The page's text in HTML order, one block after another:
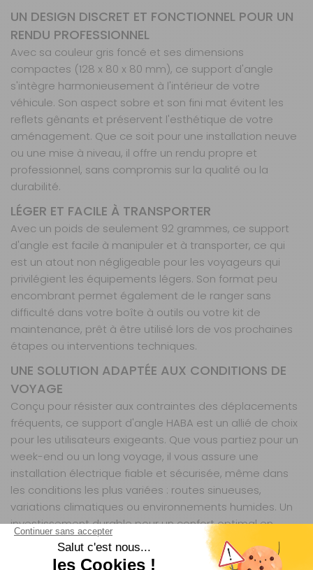
UN DESIGN DISCRET ET FONCTIONNEL POUR UN
RENDU PROFESSIONNEL
Avec sa couleur gris foncé et ses dimensions
compactes (128 x 80 x 80 mm), ce support d'angle
s'intègre harmonieusement à l'intérieur de votre
véhicule. Son aspect sobre et son fini mat évitent les
reflets gênants et préservent l'esthétique de votre
aménagement. Que ce soit pour une installation neuve
ou une mise à niveau, il offre un rendu propre et
professionnel, sans compromis sur la qualité ou la
durabilité.
LÉGER ET FACILE À TRANSPORTER
Avec un poids de seulement 92 grammes, ce support
d'angle est facile à manipuler et à transporter, ce qui
est un atout non négligeable pour les voyageurs qui
privilégient les équipements légers. Son format peu
encombrant permet également de le ranger sans
difficulté dans votre boîte à outils ou votre kit de
maintenance, prêt à être utilisé lors de vos prochaines
étapes ou interventions techniques.
UNE SOLUTION ADAPTÉE AUX CONDITIONS DE
VOYAGE
Conçu pour résister aux contraintes des déplacements
fréquents, ce support d'angle HABA est un allié de choix
pour les utilisateurs exigeants. Que vous partiez pour un
week-end ou un long voyage, il vous assure une
installation électrique fiable et sécurisée, même dans
les conditions les plus variées : routes sinueuses,
variations climatiques ou environnements humides. Un
investissement durable pour un confort optimal en
toutes circonstances.
HABA est une marque reconnue dans l'univers des